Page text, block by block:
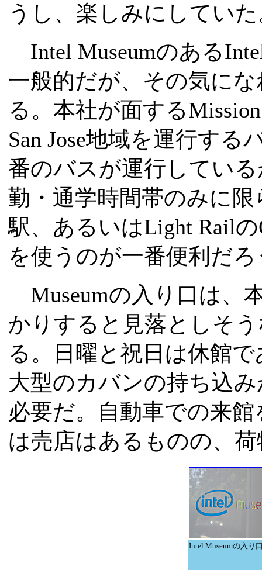
うし、楽しみにしてい
Intel Museumのある
一般的だが、その気に
る。本社が面する
San Jose地域を運行する
番のバスが運行してい
勤・通学時間帯のみに限
駅、あるいはLight Rail
を使うのが一番便利だろ
Museumの入り口は、
かりすると見落としそ
る。日曜と祝日は休館
大型のカバンの持ち込
必要だ。自動車での来
は売店はあるものの、
Intel Museumの入り